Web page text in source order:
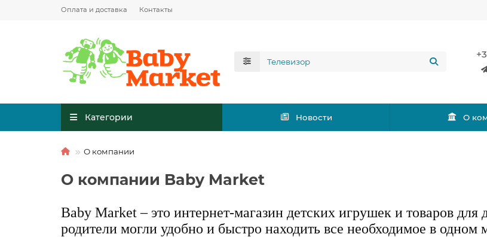
Оплата и доставка Контакты
Категории Новости О
О компании
О компании Baby Market
Baby Market – это интернет-магазин детских игрушек и товаров для
родители могли удобно и быстро находить все необходимое в одном